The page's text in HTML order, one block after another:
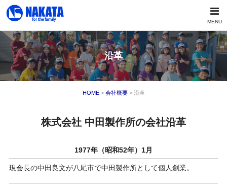
MENU
沿革
HOME> 会社概要> 沿革
株式会社 中田製作所の会社沿革
1977年（昭和52年）1月
現会長の中田良文が八尾市で中田製作所として個人創業。